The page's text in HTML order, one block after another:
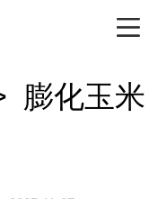
膨化玉米